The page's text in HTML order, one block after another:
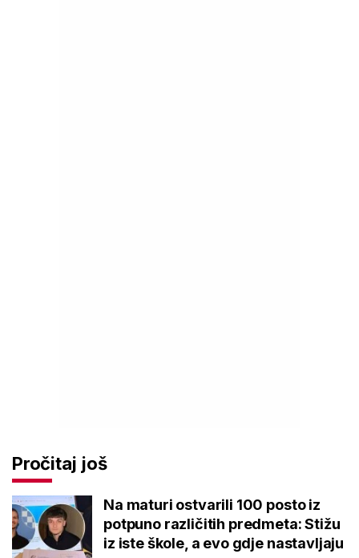
Pročitaj još
Na maturi ostvarili 100 posto iz
potpuno različitih predmeta: Stižu
iz iste škole, a evo gdje nastavljaju